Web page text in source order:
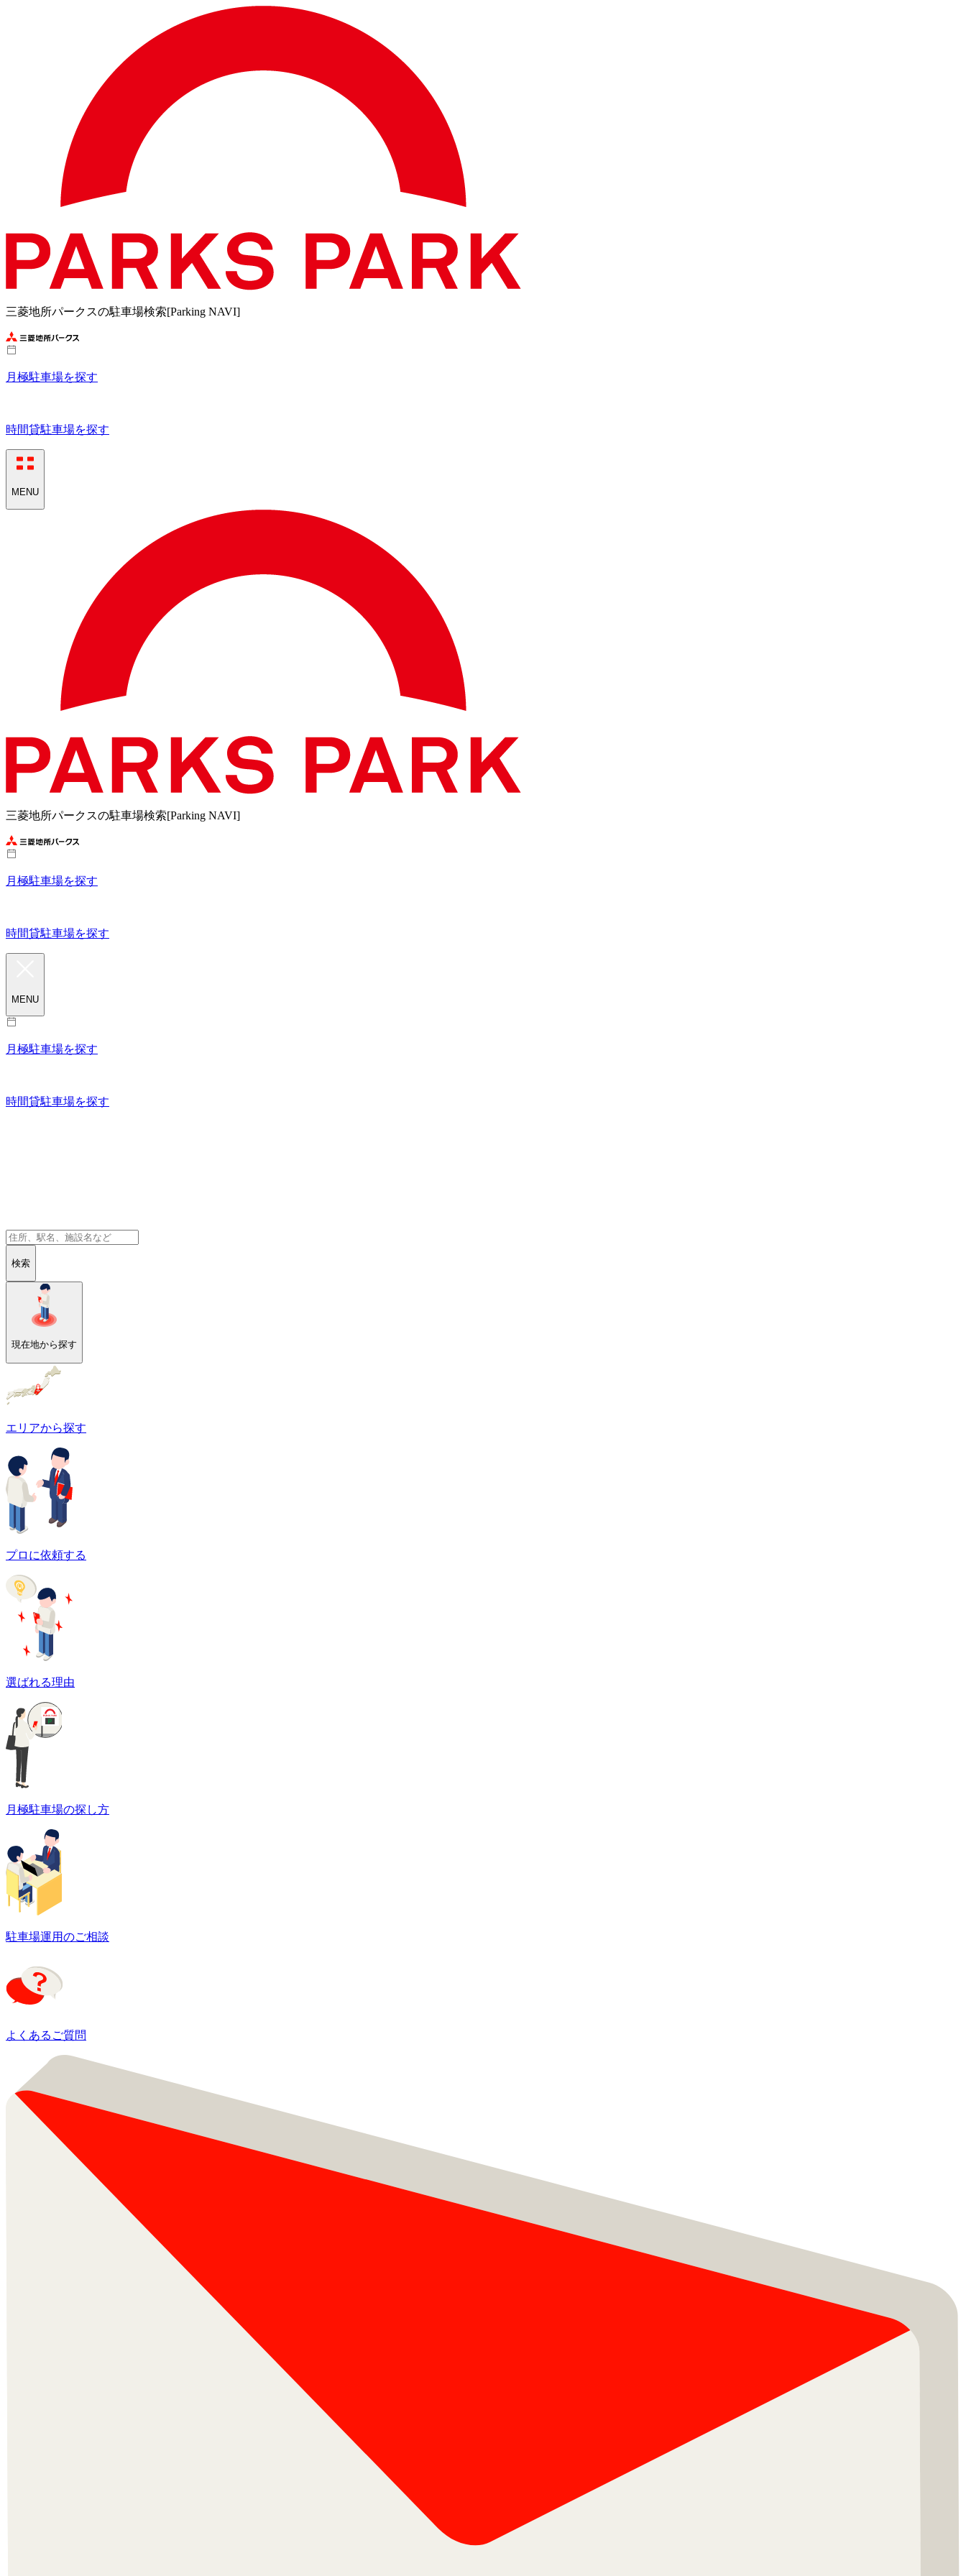
三菱地所パークスの駐車場検索[Parking NAVI]
月極駐車場を探す
時間貸駐車場を探す
MENU
三菱地所パークスの駐車場検索[Parking NAVI]
月極駐車場を探す
時間貸駐車場を探す
MENU
月極駐車場を探す
時間貸駐車場を探す
検索
現在地から探す
エリアから探す
プロに依頼する
選ばれる理由
月極駐車場の探し方
駐車場運用のご相談
よくあるご質問